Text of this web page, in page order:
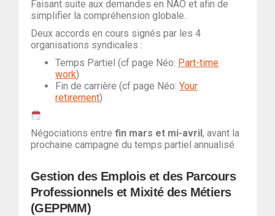
Faisant suite aux demandes en NAO et afin de
simplifier la compréhension globale.
Deux accords en cours signés par les 4
organisations syndicales :
Temps Partiel (cf page Néo: Part-time
work)
Fin de carrière (cf page Néo: Your
retirement)
Négociations entre fin mars et mi-avril , avant la
prochaine campagne du temps partiel annualisé
Gestion des Emplois et des Parcours
Professionnels et Mixité des Métiers
(GEPPMM)